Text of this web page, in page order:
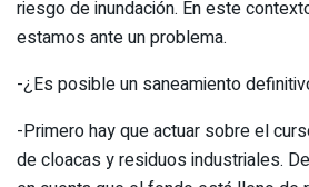
riesgo de inundación. En este
estamos ante un problema.
-¿Es posible un saneamiento
-Primero hay que actuar sobre el
de cloacas y residuos industriales.